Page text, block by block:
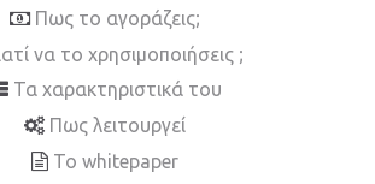
Πως το αγοράζεις;
να το χρησιμοποιήσεις ;
Τα χαρακτηριστικά του
Πως λειτουργεί
To whitepaper